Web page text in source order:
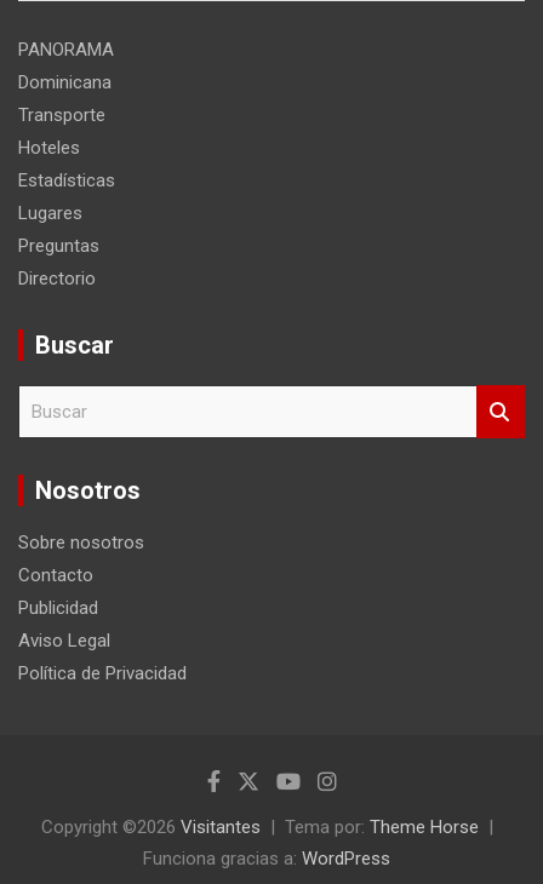
PANORAMA
Dominicana
Transporte
Hoteles
Estadísticas
Lugares
Preguntas
Directorio
Buscar
c
Nosotros
Sobre nosotros
Contacto
Publicidad
Aviso Legal
Política de Privacidad
Copyright ©2026 Visitantes Tema por: Theme Horse
Funciona gracias a: WordPress